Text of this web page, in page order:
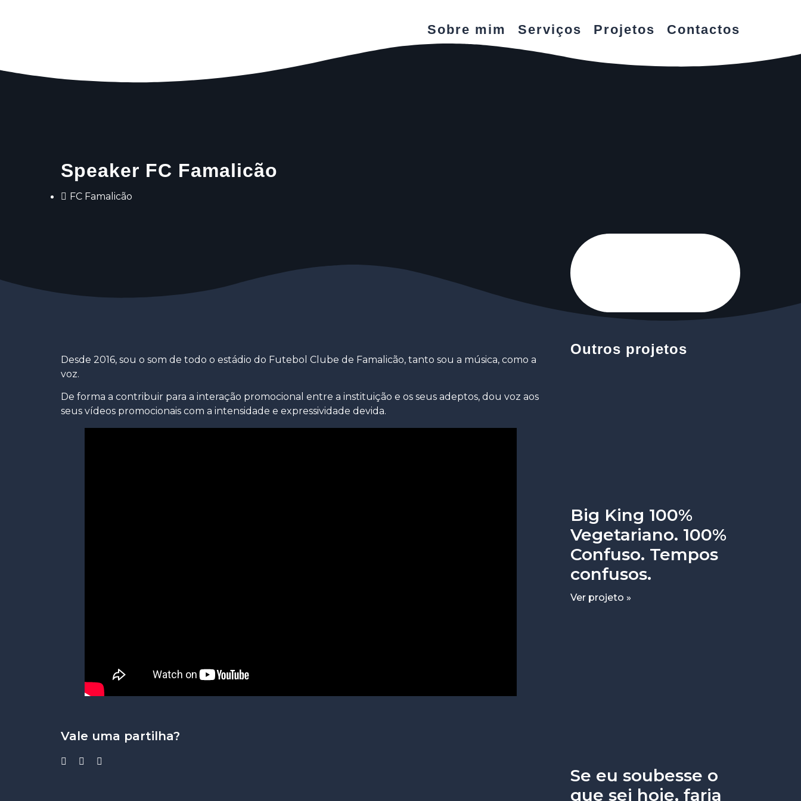
Sobre mim Serviços Projetos Contactos
Speaker FC Famalicão
FC Famalicão
Desde 2016, sou o som de todo o estádio do Futebol Clube de Famalicão, tanto sou a música, como a
voz.
De forma a contribuir para a interação promocional entre a instituição e os seus adeptos, dou voz aos
seus vídeos promocionais com a intensidade e expressividade devida.
Vale uma partilha?
Outros projetos
Big King 100%
Vegetariano. 100%
Confuso. Tempos
confusos.
Ver projeto »
Se eu soubesse o
que sei hoje, faria